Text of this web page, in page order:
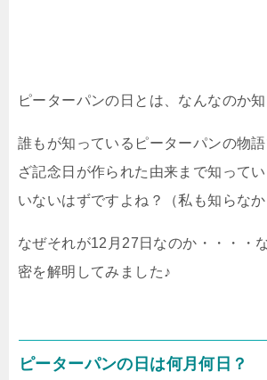
ピーターパンの日とは、なんなのか
誰もが知っているピーターパンの物
ざ記念日が作られた由来まで知って
いないはずですよね？（私も知らなか
なぜそれが12月27日なのか・・・・
密を解明してみました♪
ピーターパンの日は何月何日？